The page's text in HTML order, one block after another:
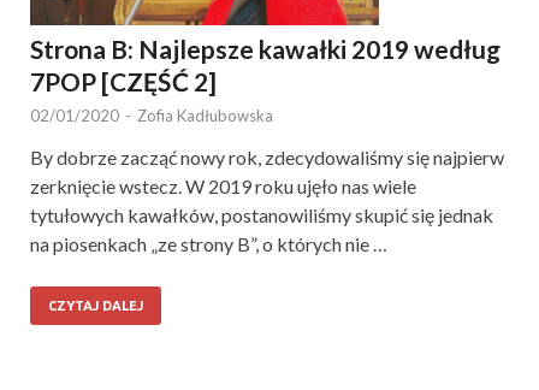
Strona B: Najlepsze kawałki 2019 według
7POP [CZĘŚĆ 2]
02/01/2020 - Zofia Kadłubowska
By dobrze zacząć nowy rok, zdecydowaliśmy się najpierw
zerknięcie wstecz. W 2019 roku ujęło nas wiele
tytułowych kawałków, postanowiliśmy skupić się jednak
na piosenkach „ze strony B”, o których nie …
CZYTAJ DALEJ